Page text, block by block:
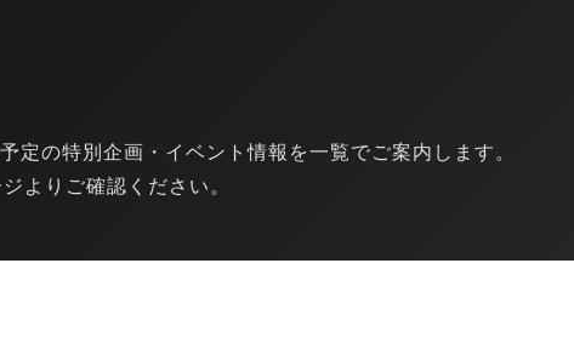
定の特別企画・イベント情報を一覧でご案内します。
よりご確認ください。